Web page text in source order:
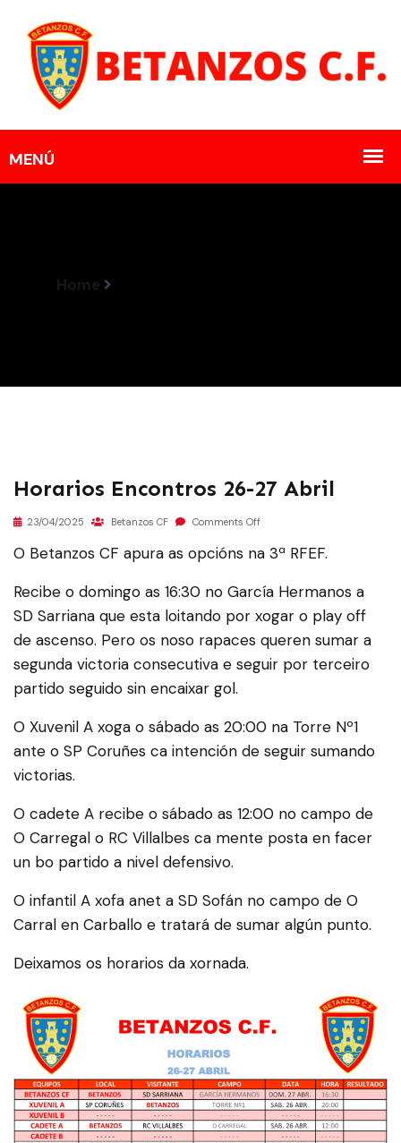
Home
Horarios Encontros 26-27 Abril
23/04/2025 Betanzos CF Comments Off
O Betanzos CF apura as opcións na 3ª RFEF.
Recibe o domingo as 16:30 no García Hermanos a
SD Sarriana que esta loitando por xogar o play off
de ascenso. Pero os noso rapaces queren sumar a
segunda victoria consecutiva e seguir por terceiro
partido seguido sin encaixar gol.
O Xuvenil A xoga o sábado as 20:00 na Torre Nº1
ante o SP Coruñes ca intención de seguir sumando
victorias.
O cadete A recibe o sábado as 12:00 no campo de
O Carregal o RC Villalbes ca mente posta en facer
un bo partido a nivel defensivo.
O infantil A xofa anet a SD Sofán no campo de O
Carral en Carballo e tratará de sumar algún punto.
Deixamos os horarios da xornada.